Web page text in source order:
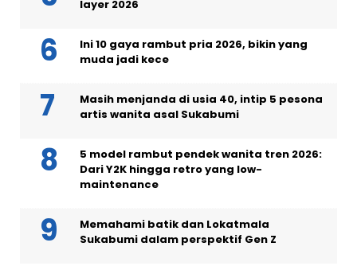
layer 2026
Ini 10 gaya rambut pria 2026, bikin yang
muda jadi kece
Masih menjanda di usia 40, intip 5 pesona
artis wanita asal Sukabumi
5 model rambut pendek wanita tren 2026:
Dari Y2K hingga retro yang low-
maintenance
Memahami batik dan Lokatmala
Sukabumi dalam perspektif Gen Z